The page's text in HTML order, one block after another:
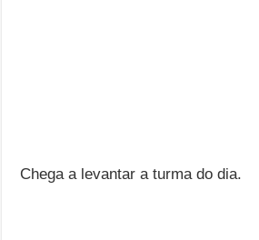
Chega a levantar a turma do dia.